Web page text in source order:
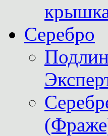
Серебро